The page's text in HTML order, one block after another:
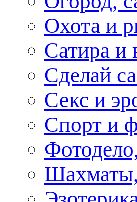
Охота и
Сатира и
Сделай
Секс и
Спорт и
Шахматы,